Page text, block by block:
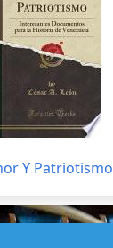
Y Patriotismo